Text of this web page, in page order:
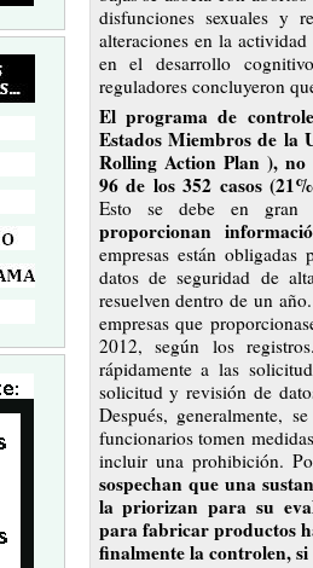
disfunciones sexuales y
alteraciones en la
en el desarrollo
reguladores concluyeron
El programa de
Estados Miembros de la
Rolling Action Plan ), no
96 de los 352 casos
Esto se debe en
proporcionan
empresas están
datos de seguridad de
resuelven dentro de un
empresas que
2012, según los
rápidamente a las
solicitud y revisión de
Después, generalmente,
funcionarios tomen
incluir una prohibición.
sospechan que una
la priorizan para su
para fabricar productos
finalmente la controlen, si